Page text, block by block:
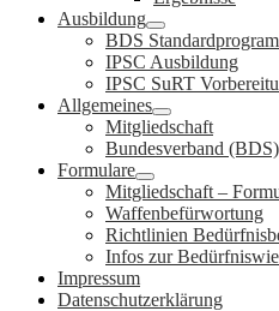
Ausbildung
BDS
IPSC Ausbildung
IPSC SuRT
Allgemeines
Mitgliedschaft
Bundesverband (BDS)
Formulare
Mitgliedschaft –
Waffenbefürwortung
Richtlinien
Infos zur
Impressum
Datenschutzerklärung